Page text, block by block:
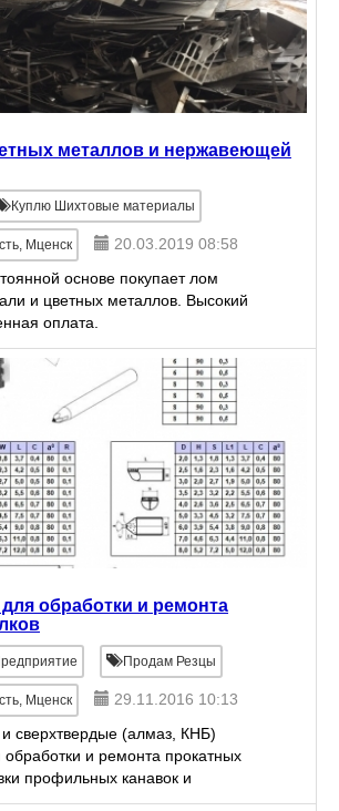
металлов и нержавеющей
Куплю Шихтовые материалы
Мценск
20.03.2019 08:58
основе покупает лом
и цветных металлов. Высокий
оплата.
обработки и ремонта
Продам Резцы
Мценск
29.11.2016 10:13
сверхтвердые (алмаз, КНБ)
и ремонта прокатных
профильных канавок и
сменные пластинки и вставки,